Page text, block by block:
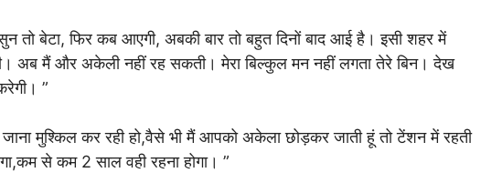
तो बेटा, फिर कब आएगी, अबकी बार तो बहुत दिनों बाद आई है। इसी शहर में
अब मैं और अकेली नहीं रह सकती। मेरा बिल्कुल मन नहीं लगता तेरे बिन। देख
”
जाना मुश्किल कर रही हो,वैसे भी मैं आपको अकेला छोड़कर जाती हूं तो टेंशन में रहती
से कम 2 साल वही रहना होगा। ”